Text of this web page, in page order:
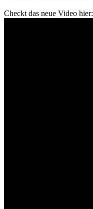
Checkt das neue Video hier: